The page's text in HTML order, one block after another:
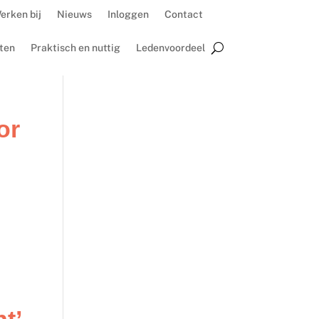
bij Nieuws Inloggen Contact
Praktisch en nuttig Ledenvoordeel